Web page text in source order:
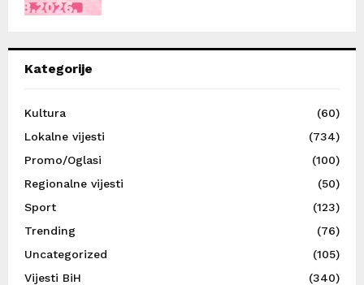
Kategorije
Kultura
(60)
Lokalne vijesti
(734)
Promo/Oglasi
(100)
Regionalne vijesti
(50)
Sport
(123)
Trending
(76)
Uncategorized
(105)
Vijesti BiH
(340)